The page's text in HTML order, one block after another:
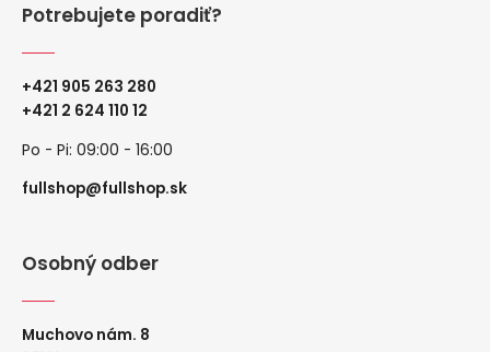
Potrebujete poradiť?
+421 905 263 280
+421 2 624 110 12
Po - Pi: 09:00 - 16:00
fullshop@fullshop.sk
Osobný odber
Muchovo nám. 8